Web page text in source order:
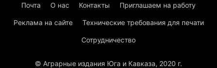
Почта О нас Контакты Приглашаем на работу
Реклама на сайте Технические требования для печати
Сотрудничество
© Аграрные издания Юга и Кавказа, 2020 г.